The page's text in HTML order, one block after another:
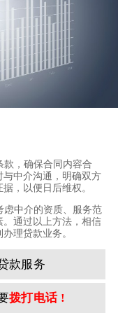
款，确保合同内容合
中介沟通，明确双方
，以便日后维权。
虑中介的资质、服务范
通过以上方法，相信
理贷款业务。
款服务
拨打电话 !